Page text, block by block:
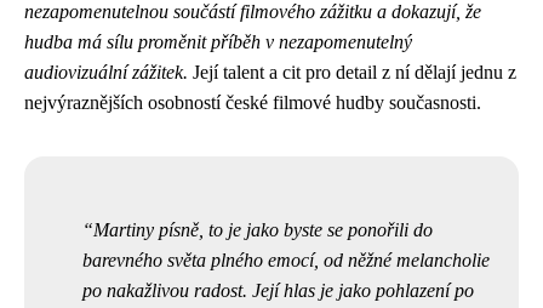
nezapomenutelnou součástí filmového zážitku a dokazují, že
hudba má sílu proměnit příběh v nezapomenutelný
audiovizuální zážitek. Její talent a cit pro detail z ní dělají jednu z
nejvýraznějších osobností české filmové hudby současnosti.
Martiny písně, to je jako byste se ponořili do
barevného světa plného emocí, od něžné melancholie
po nakažlivou radost. Její hlas je jako pohlazení po